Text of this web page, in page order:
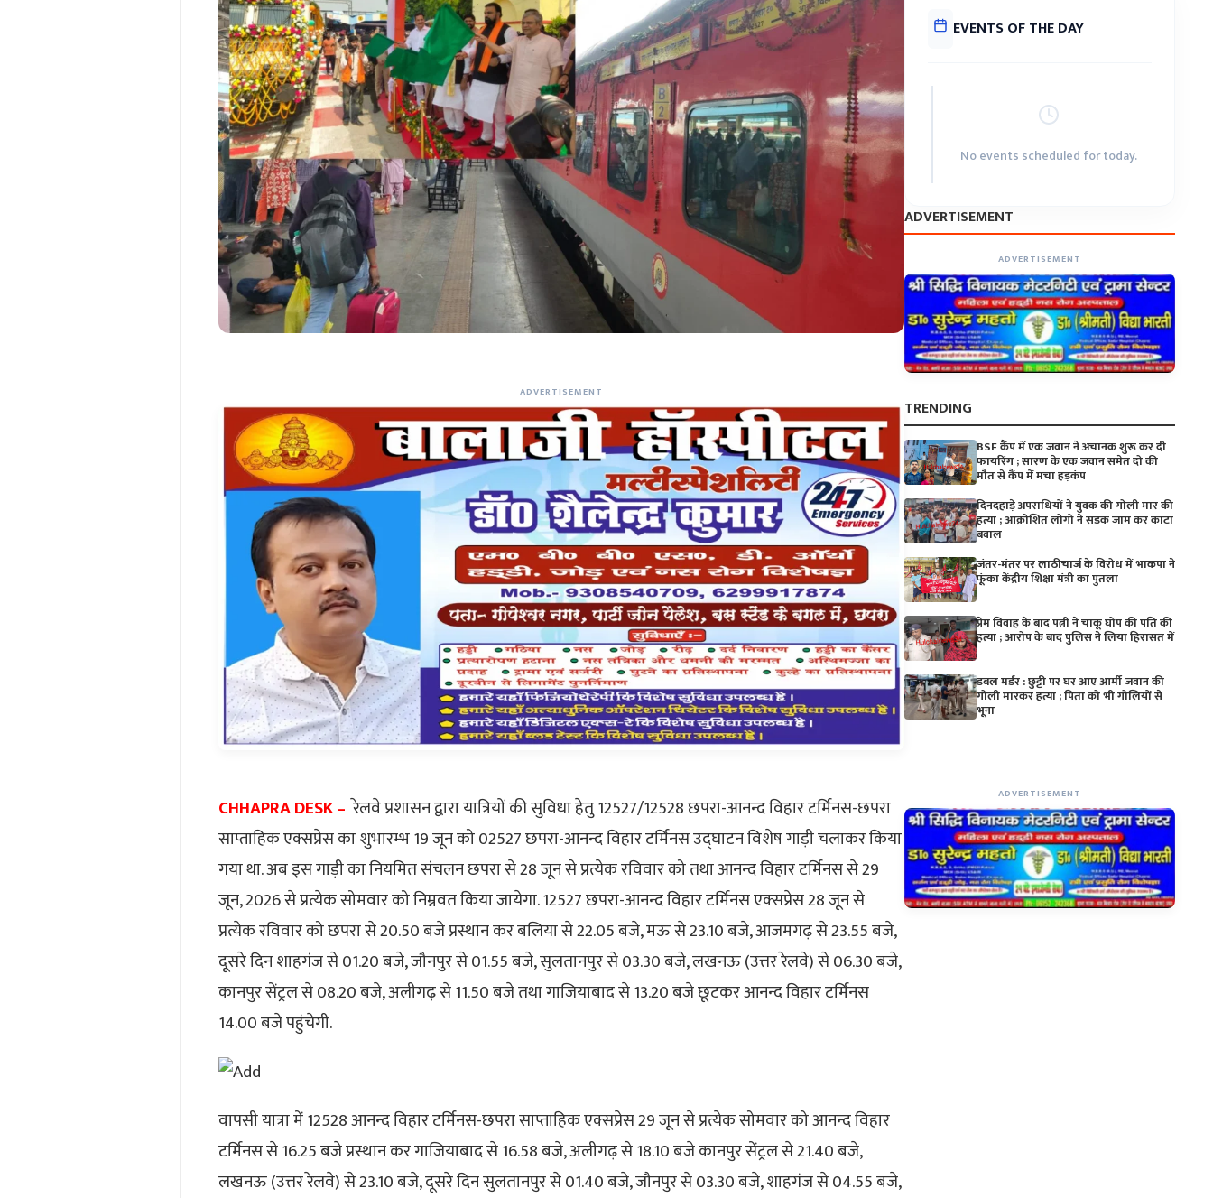
ADVERTISEMENT
CHHAPRA DESK –रेलवे प्रशासन द्वारा यात्रियों की सुविधा हेतु 12527/12528 छपरा-आनन्द विहार टर्मिनस-छपरा
साप्ताहिक एक्सप्रेस का शुभारम्भ 19 जून को 02527 छपरा-आनन्द विहार टर्मिनस उद्घाटन विशेष गाड़ी चलाकर किया
गया था. अब इस गाड़ी का नियमित संचलन छपरा से 28 जून से प्रत्येक रविवार को तथा आनन्द विहार टर्मिनस से 29
जून, 2026 से प्रत्येक सोमवार को निम्नवत किया जायेगा. 12527 छपरा-आनन्द विहार टर्मिनस एक्सप्रेस 28 जून से
प्रत्येक रविवार को छपरा से 20.50 बजे प्रस्थान कर बलिया से 22.05 बजे, मऊ से 23.10 बजे, आजमगढ़ से 23.55 बजे,
दूसरे दिन शाहगंज से 01.20 बजे, जौनपुर से 01.55 बजे, सुलतानपुर से 03.30 बजे, लखनऊ (उत्तर रेलवे) से 06.30 बजे,
कानपुर सेंट्रल से 08.20 बजे, अलीगढ़ से 11.50 बजे तथा गाजियाबाद से 13.20 बजे छूटकर आनन्द विहार टर्मिनस
14.00 बजे पहुंचेगी.
वापसी यात्रा में 12528 आनन्द विहार टर्मिनस-छपरा साप्ताहिक एक्सप्रेस 29 जून से प्रत्येक सोमवार को आनन्द विहार
टर्मिनस से 16.25 बजे प्रस्थान कर गाजियाबाद से 16.58 बजे, अलीगढ़ से 18.10 बजे कानपुर सेंट्रल से 21.40 बजे,
लखनऊ (उत्तर रेलवे) से 23.10 बजे, दूसरे दिन सुलतानपुर से 01.40 बजे, जौनपुर से 03.30 बजे, शाहगंज से 04.55 बजे,
EVENTS OF THE DAY
No events scheduled for today.
ADVERTISEMENT
ADVERTISEMENT
TRENDING
BSF कैंप में एक जवान ने अचानक शुरू कर दी
फायरिंग ; सारण के एक जवान समेत दो की
मौत से कैंप में मचा हड़कंप
दिनदहाड़े अपराधियों ने युवक की गोली मार की
हत्या ; आक्रोशित लोगों ने सड़क जाम कर काटा
बवाल
जंतर-मंतर पर लाठीचार्ज के विरोध में भाकपा ने
फूंका केंद्रीय शिक्षा मंत्री का पुतला
प्रेम विवाह के बाद पत्नी ने चाकू घोंप की पति की
हत्या ; आरोप के बाद पुलिस ने लिया हिरासत में
डबल मर्डर : छुट्टी पर घर आए आर्मी जवान की
गोली मारकर हत्या ; पिता को भी गोलियों से
भूना
ADVERTISEMENT